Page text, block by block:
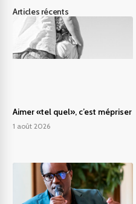
Articles récents
Aimer «tel quel», c’est mépriser
1 août 2026